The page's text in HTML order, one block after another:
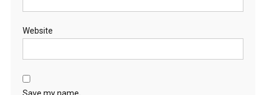
Website
Save my name,